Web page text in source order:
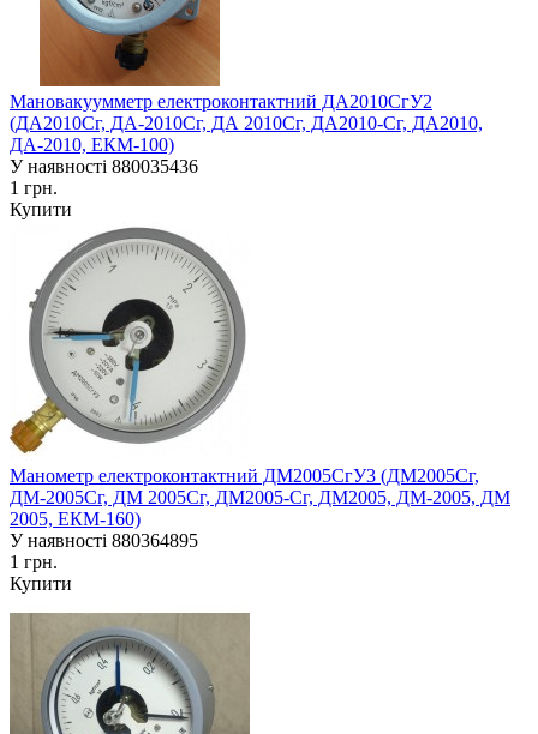
Мановакуумметр електроконтактний ДА2010СгУ2
(ДА2010Сг, ДА-2010Сг, ДА 2010Сг, ДА2010-Сг, ДА2010,
ДА-2010, ЕКМ-100)
У наявності 880035436
1 грн.
Купити
Манометр електроконтактний ДМ2005СгУ3 (ДМ2005Сг,
ДМ-2005Сг, ДМ 2005Сг, ДМ2005-Сг, ДМ2005, ДМ-2005, ДМ
2005, ЕКМ-160)
У наявності 880364895
1 грн.
Купити